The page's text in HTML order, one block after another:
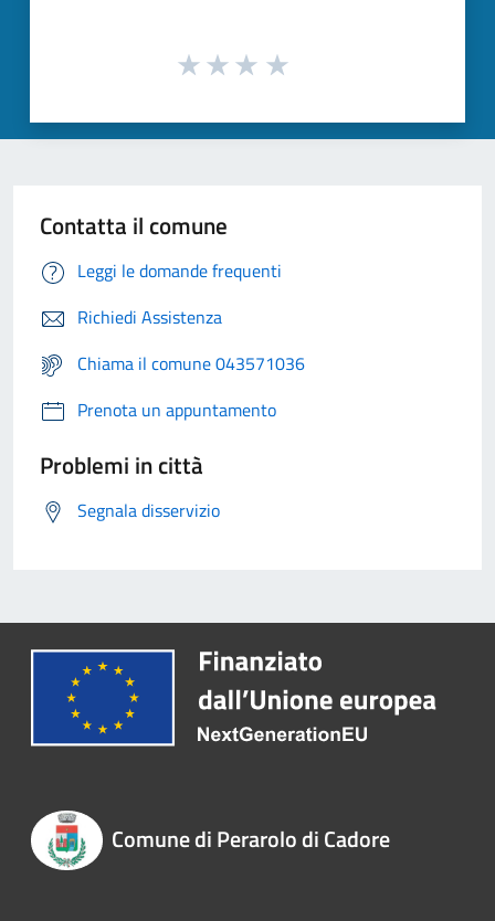
Contatta il comune
Leggi le domande frequenti
Richiedi Assistenza
Chiama il comune 043571036
Prenota un appuntamento
Problemi in città
Segnala disservizio
Comune di Perarolo di Cadore